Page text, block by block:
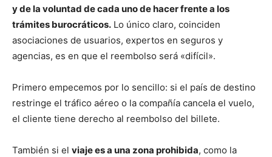
y de la voluntad de cada uno de hacer frente a los
trámites burocráticos. Lo único claro, coinciden
asociaciones de usuarios, expertos en seguros y
agencias, es en que el reembolso será «difícil».
Primero empecemos por lo sencillo: si el país de destino
restringe el tráfico aéreo o la compañía cancela el vuelo,
el cliente tiene derecho al reembolso del billete.
También si el viaje es a una zona prohibida, como la